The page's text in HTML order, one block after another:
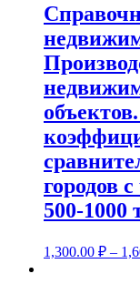
городов
500-1000
1,300.00 ₽ –